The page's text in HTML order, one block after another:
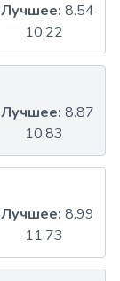
10.22
Лучшее: 8.54
10.83
Лучшее: 8.87
11.73
Лучшее: 8.99